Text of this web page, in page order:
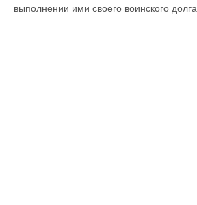
выполнении ими своего воинского долга.